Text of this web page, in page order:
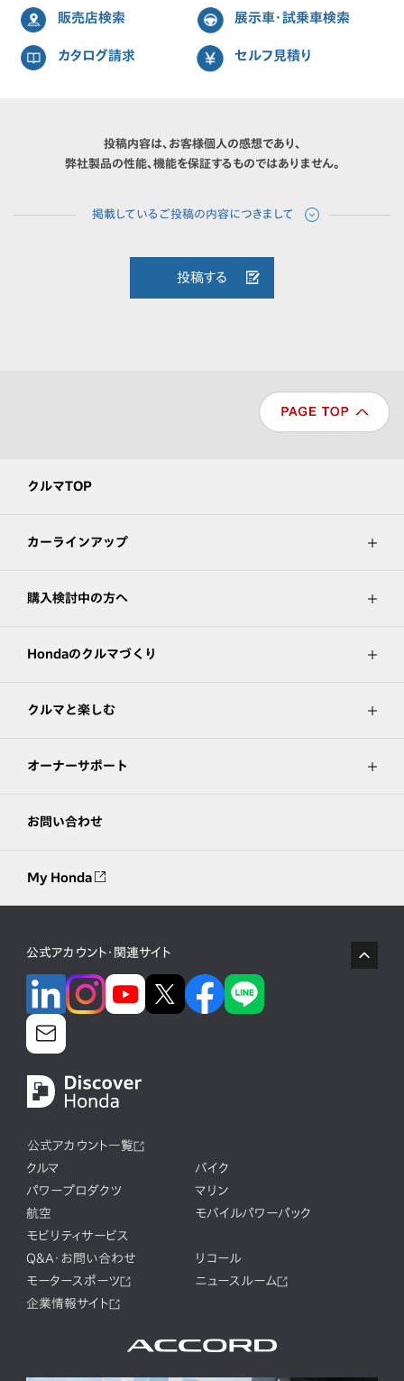
販売店検索 展示車・試乗車検索
カタログ請求 セルフ見積り
投稿内容は、お客様個人の感想であり、
弊社製品の性能、機能を保証するものではありません。
投稿する
クルマTOP
カーラインアップ
購入検討中の方へ
Hondaのクルマづくり
クルマと楽しむ
オーナーサポート
お問い合わせ
My Honda
公式アカウント・関連サイト
公式アカウント一覧
クルマ
バイク
パワープロダクツ
マリン
航空
モバイルパワーパック
モビリティサービス
Q&A・お問い合わせ
リコール
モータースポーツ
ニュースルーム
企業情報サイト